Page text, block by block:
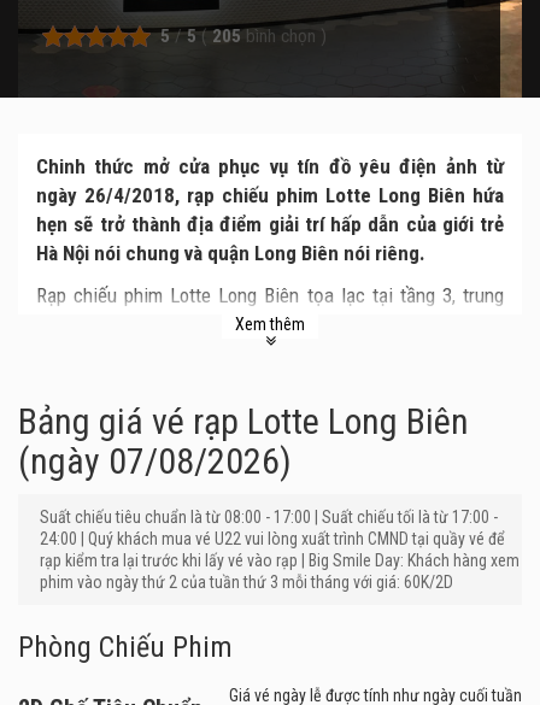
5 / 5 ( 205 bình chọn )
Chinh thức mở cửa phục vụ tín đồ yêu điện ảnh từ
ngày 26/4/2018, rạp chiếu phim Lotte Long Biên hứa
hẹn sẽ trở thành địa điểm giải trí hấp dẫn của giới trẻ
Hà Nội nói chung và quận Long Biên nói riêng.
Rạp chiếu phim Lotte Long Biên tọa lạc tại tầng 3, trung
tâm thương mại Savico Megamall, số 7 và số 9 Nguyễn
Văn Linh, phường Gia Thụy, quận Long Biên. Đây là cụm
theo tiêu chuẩn chất lượng quốc tế nhằm vụ phụ nhu cầu
giải trí của người dân thủ đô.
Cụm rạp Lotte Long Biên được thiết kế với 6 phòng chiếu
phim, gồm 1 phòng chiếu phim 3D và 5 phòng chiếu phim
2D với tất cả 780 ghế ngồi, thỏa sức phục vụ khán giả vào
những dịp cuối tuần hoặc lễ tết.
của Lotte Cinema với hệ thống hình ảnh, âm thanh chân
thực sắc nét; đưa khán giả hòa mình vào câu chuyện của
những nhân vật trong màn ảnh, mang đến cảm giác chân
Xem thêm
Bảng giá vé rạp Lotte Long Biên
(ngày 07/08/2026)
Suất chiếu tiêu chuẩn là từ 08:00 - 17:00 | Suất chiếu tối là từ 17:00 -
24:00 | Quý khách mua vé U22 vui lòng xuất trình CMND tại quầy vé để
rạp kiểm tra lại trước khi lấy vé vào rạp | Big Smile Day: Khách hàng xem
phim vào ngày thứ 2 của tuần thứ 3 mỗi tháng với giá: 60K/2D
Phòng Chiếu Phim
Giá vé ngày lễ được tính như ngày cuối tuần